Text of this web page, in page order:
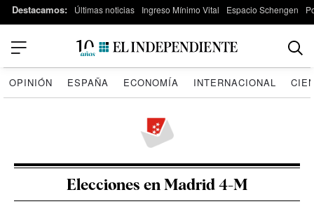
Destacamos: Últimas noticias Ingreso Mínimo Vital Espacio Schengen
OPINIÓN ESPAÑA ECONOMÍA INTERNACIONAL
Elecciones en Madrid 4-M